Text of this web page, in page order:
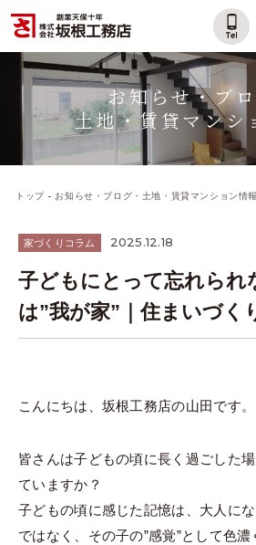
お知らせ・ブ
土地・賃貸マンシ
トップ お知らせ・ブログ・土地・賃貸マンション情報
家づくりコラム 2025.12.18
子どもにとって忘れられ
は”我が家”｜住まいづく
こんにちは、坂根工務店の山田です。
皆さんは子どもの頃に長く過ごした
ていますか？
子どもの頃に感じた記憶は、大人に
ではなく、その子の”感覚”として色